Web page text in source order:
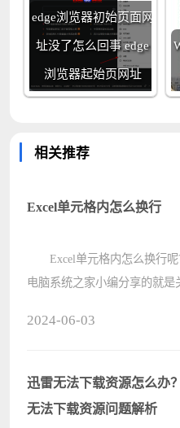
edge浏览器初始页面网
址没了怎么回事 edge
浏览器起始页网址
相关推荐
Excel单元格内怎么换行
Excel单元格内怎么换行呢
电脑系统之家小编分享的就是
Excel表格，在A1单元格内输
文字????
2024-06-03
迅雷无法下载资源怎么办
无法下载资源问题解析